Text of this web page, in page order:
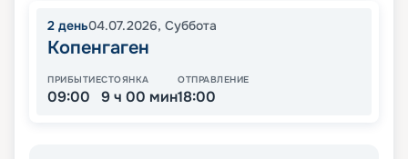
2 день04.07.2026, Суббота
Копенгаген
ПРИБЫТИЕ
09:00
СТОЯНКА
9 ч 00 мин
ОТПРАВЛЕНИЕ
18:00